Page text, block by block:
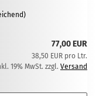
77,00 EUR
38,50 EUR pro Ltr.
19% MwSt. zzgl. Versand